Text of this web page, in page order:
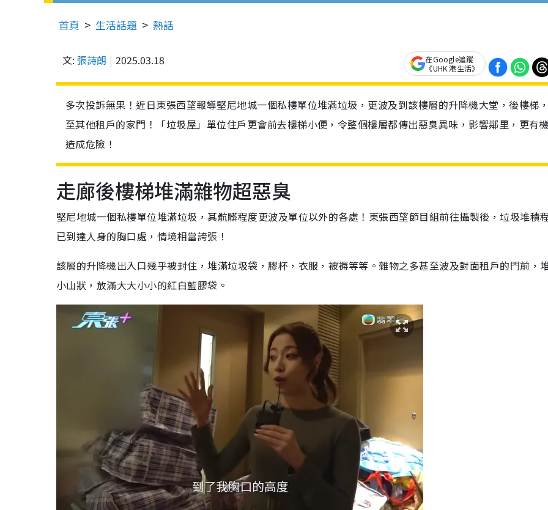
首頁 生活話題 熱話
文: 張詩朗 2025.03.18
在Google追蹤
《UHK 港生活》
多次投訴無果！近日東張西望報導堅尼地城一個私樓單位堆滿垃圾，更波及到該樓層的升降機大堂，後樓梯
至其他租戶的家門！「垃圾屋」單位住戶更會前去樓梯小便，令整個樓層都傳出惡臭異味，影響鄰里，更有
造成危險！
走廊後樓梯堆滿雜物超惡臭
堅尼地城一個私樓單位堆滿垃圾，其骯髒程度更波及單位以外的各處！東張西望節目組前往攝製後，垃圾堆積
已到達人身的胸口處，情境相當誇張！
該層的升降機出入口幾乎被封住，堆滿垃圾袋，膠杯，衣服，被褥等等。雜物之多甚至波及對面租戶的門前，
小山狀，放滿大大小小的紅白藍膠袋。